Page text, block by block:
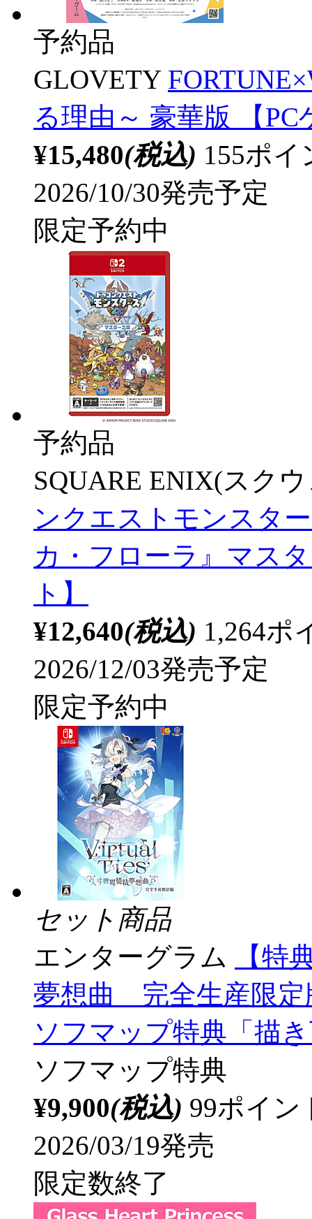
予約品
GLOVETY
る理由～ 豪華版 【
¥15,480(税込) 155ポ
2026/10/30発売予定
限定予約中
予約品
SQUARE ENIX(スク
ンクエストモンスタ
カ・フローラ』マス
ト】
¥12,640(税込) 1,264ポ
2026/12/03発売予定
限定予約中
セット商品
エンターグラム
【特
夢想曲 完全生産限定
ソフマップ特典「描
ソフマップ特典
¥9,900(税込) 99ポイ
2026/03/19発売
限定数終了